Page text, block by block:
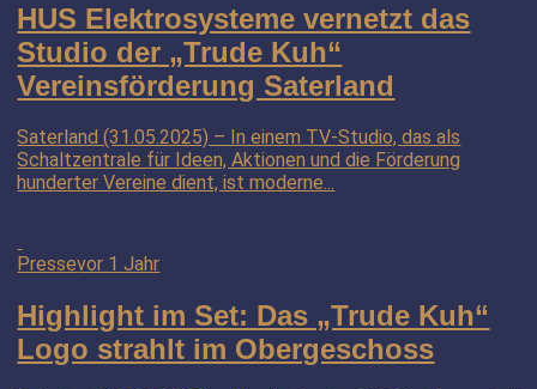
HUS Elektrosysteme vernetzt das
Studio der „Trude Kuh“
Vereinsförderung Saterland
Saterland (31.05.2025) – In einem TV-Studio, das als
Schaltzentrale für Ideen, Aktionen und die Förderung
hunderter Vereine dient, ist moderne...
Pressevor 1 Jahr
Highlight im Set: Das „Trude Kuh“
Logo strahlt im Obergeschoss